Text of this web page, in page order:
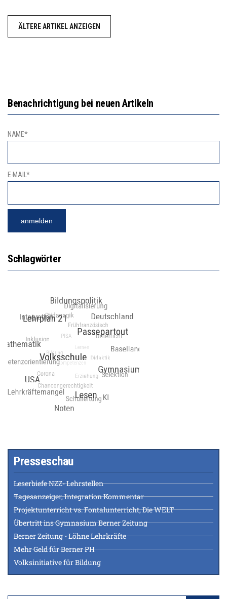
ÄLTERE ARTIKEL ANZEIGEN
Benachrichtigung bei neuen Artikeln
NAME*
E-MAIL*
Schlagwörter
Presseschau
Leserbiefe NZZ- Lehrstellen
Tagesanzeiger, Integration Kommentar
Projektunterricht vs. Fontalunterricht, Die WELT
Übertritt ins Gymnasium Berner Zeitung
Berner Zeitung - Löhne Lehrkräfte
Mehr Geld für Berner PH
Volksinitiative für Bildung